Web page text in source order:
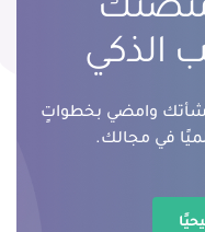
الذكي
وامضي بخطواتٍ
في مجالك.